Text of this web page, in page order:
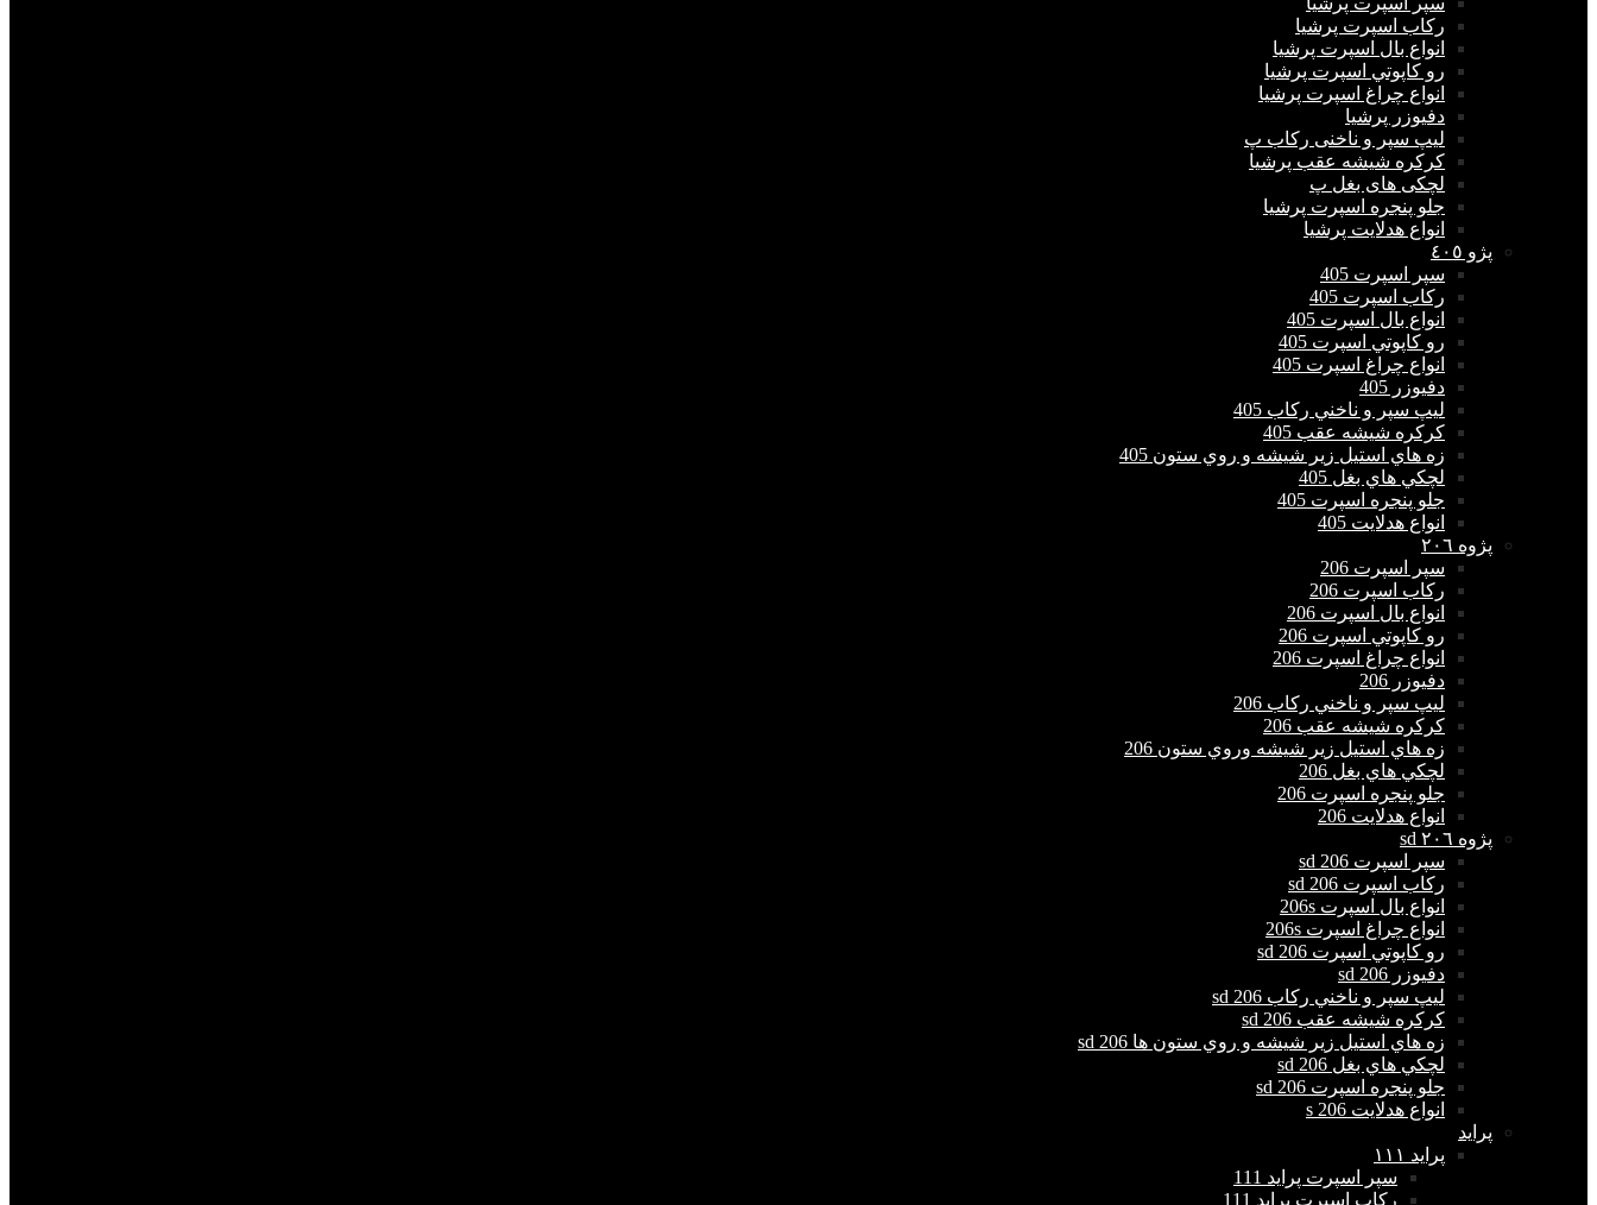
ركاب اسپرت پرشیا
انواع بال اسپرت پرشیا
رو كاپوتي اسپرت پرشیا
انواع چراغ اسپرت پرشیا
دفيوزر پرشیا
لیپ سپر و ناخنی رکاب پ
كركره شيشه عقب پرشیا
لچکی های بغل پ
جلو پنجره اسپرت پرشیا
انواع هدلايت پرشیا
پژو ٤٠٥
سپر اسپرت 405
ركاب اسپرت 405
انواع بال اسپرت 405
رو كاپوتي اسپرت 405
انواع چراغ اسپرت 405
دفيوزر 405
ليپ سپر و ناخني ركاب 405
كركره شيشه عقب 405
زه هاي استيل زير شيشه و روي ستون 405
لچكي هاي بغل 405
جلو پنجره اسپرت 405
انواع هدلايت 405
پژوه ٢٠٦
سپر اسپرت 206
ركاب اسپرت 206
انواع بال اسپرت 206
رو كاپوتي اسپرت 206
انواع چراغ اسپرت 206
دفيوزر 206
ليپ سپر و ناخني ركاب 206
كركره شيشه عقب 206
زه هاي استيل زير شيشه وروي ستون 206
لچكي هاي بغل 206
جلو پنجره اسپرت 206
انواع هدلايت 206
پژوه ٢٠٦ sd
سپر اسپرت 206 sd
ركاب اسپرت 206 sd
انواع بال اسپرت 206s
انواع چراغ اسپرت 206s
رو كاپوتي اسپرت 206 sd
دفيوزر 206 sd
ليپ سپر و ناخني ركاب 206 sd
كركره شيشه عقب 206 sd
زه هاي استيل زير شيشه و روي ستون ها 206 sd
لچكي هاي بغل 206 sd
جلو پنجره اسپرت 206 sd
انواع هدلايت 206 s
پراید
پرايد ١١١
سپر اسپرت پراید 111
ركاب اسپرت پراید 111